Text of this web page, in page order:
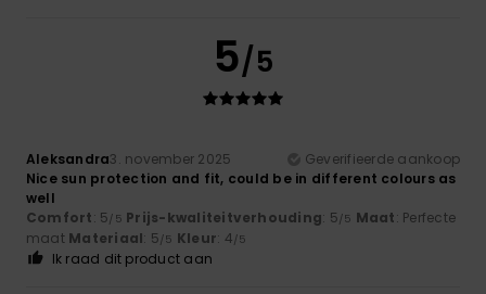
5/5
Aleksandra3. november 2025
Geverifieerde aankoop
Nice sun protection and fit, could be in different colours as
well
Comfort: 5/5 Prijs-kwaliteitverhouding: 5/5 Maat: Perfecte
maat Materiaal: 5/5 Kleur: 4/5
Ik raad dit product aan